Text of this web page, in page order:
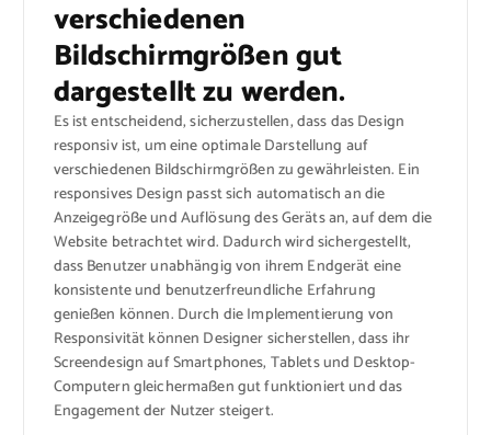
verschiedenen
Bildschirmgrößen gut
dargestellt zu werden.
Es ist entscheidend, sicherzustellen, dass das Design
responsiv ist, um eine optimale Darstellung auf
verschiedenen Bildschirmgrößen zu gewährleisten. Ein
responsives Design passt sich automatisch an die
Anzeigegröße und Auflösung des Geräts an, auf dem die
Website betrachtet wird. Dadurch wird sichergestellt,
dass Benutzer unabhängig von ihrem Endgerät eine
konsistente und benutzerfreundliche Erfahrung
genießen können. Durch die Implementierung von
Responsivität können Designer sicherstellen, dass ihr
Screendesign auf Smartphones, Tablets und Desktop-
Computern gleichermaßen gut funktioniert und das
Engagement der Nutzer steigert.